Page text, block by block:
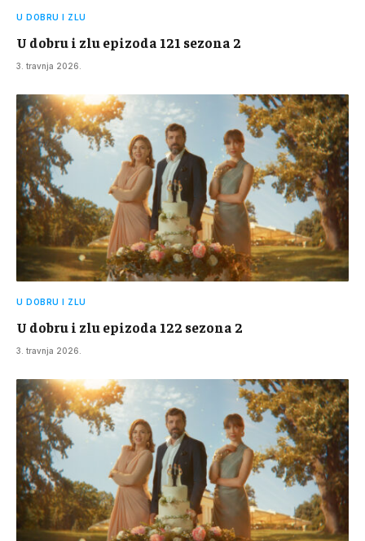
U DOBRU I ZLU
U dobru i zlu epizoda 121 sezona 2
3. travnja 2026.
U DOBRU I ZLU
U dobru i zlu epizoda 122 sezona 2
3. travnja 2026.